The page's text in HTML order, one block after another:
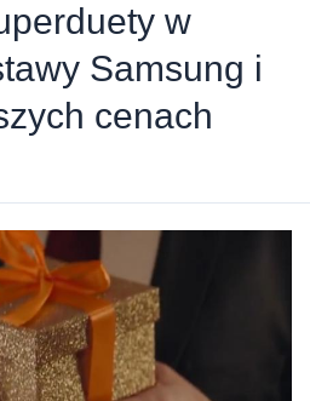
w
Samsung i
cenach